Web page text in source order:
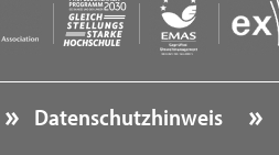
Datenschutzhinweis